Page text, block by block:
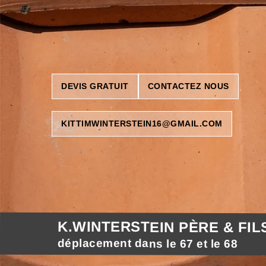
DEVIS GRATUIT CONTACTEZ NOUS
KITTIMWINTERSTEIN16@GMAIL.COM
K.WINTERSTEIN PÈRE &
déplacement dans le 67 et le 68